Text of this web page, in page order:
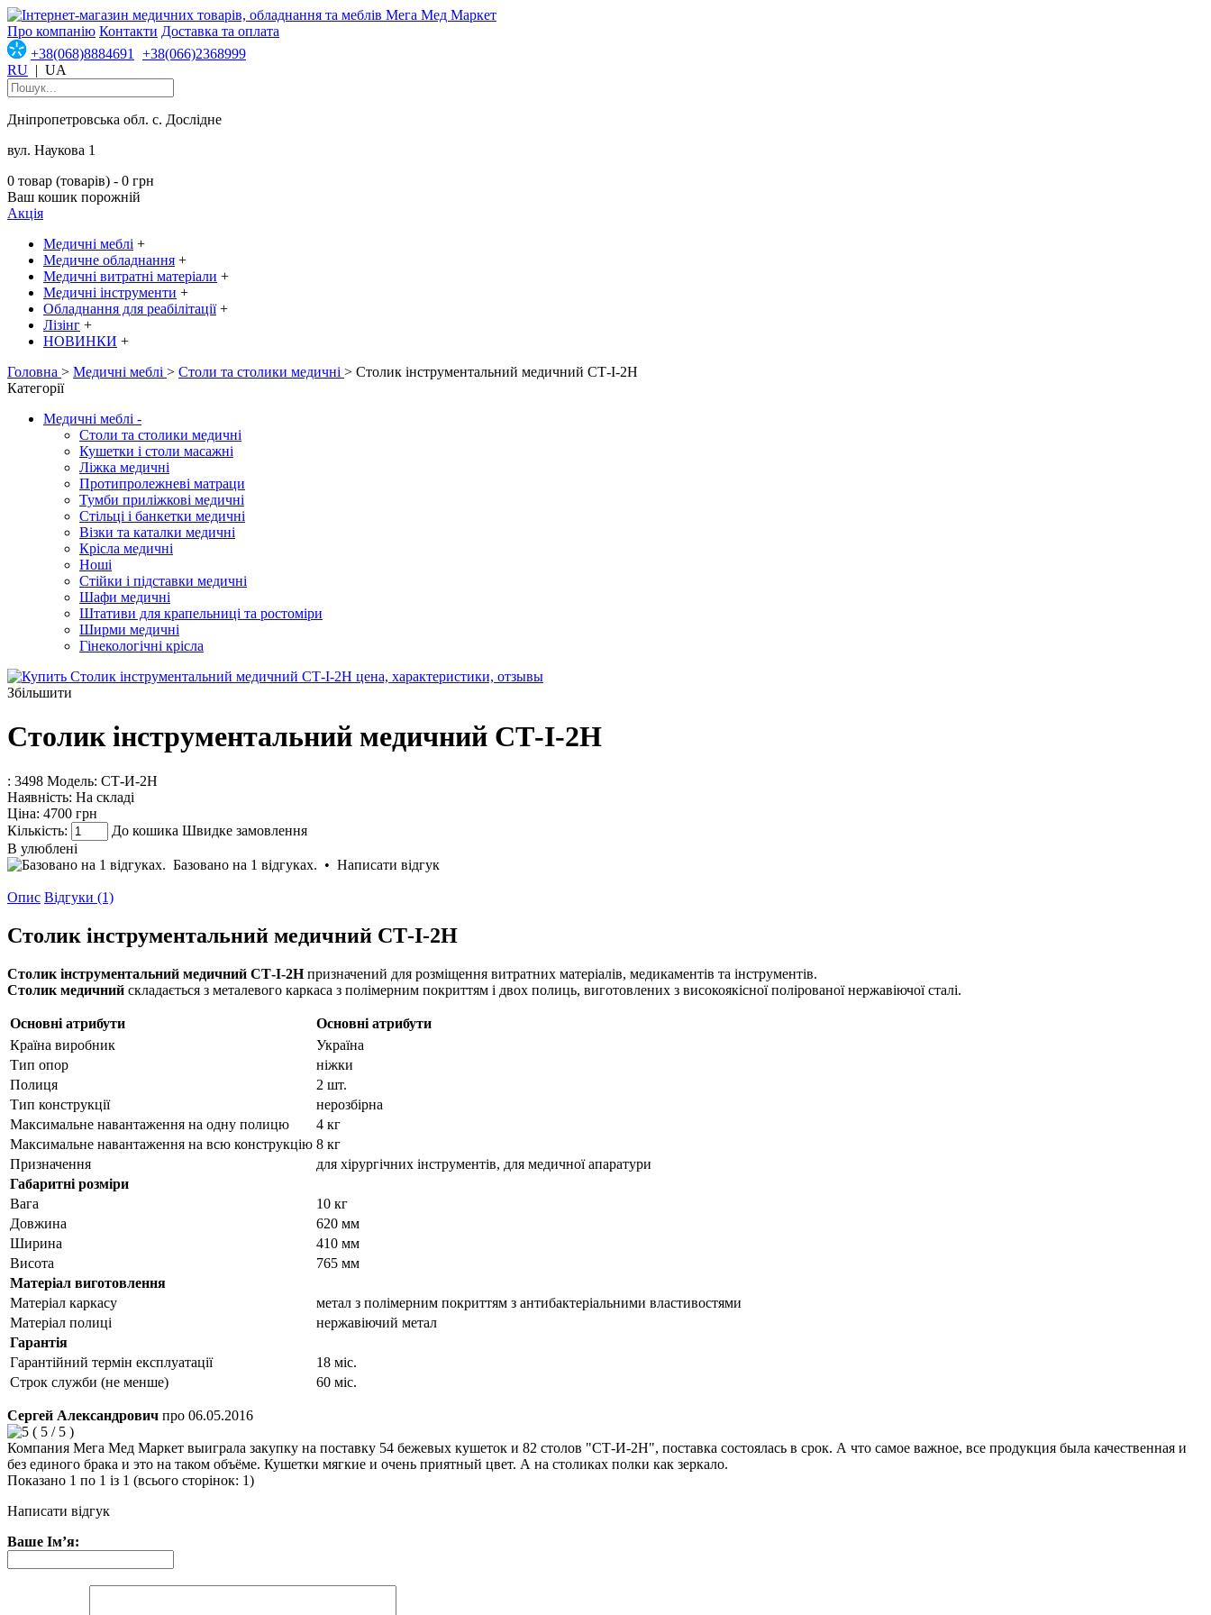
Про компанію Контакти Доставка та оплата
+38(068)8884691
+38(066)2368999
RU | UA
Дніпропетровська обл. с. Дослідне
вул. Наукова 1
0 товар (товарів) - 0 грн
Ваш кошик порожній
Акція
Медичні меблі +
Медичне обладнання +
Медичні витратні матеріали +
Медичні інструменти +
Обладнання для реабілітації +
Лізінг +
НОВИНКИ +
Головна > Медичні меблі > Столи та столики медичні > Столик інструментальний медичний СТ-І-2Н
Категорії
Медичні меблі -
Столи та столики медичні
Кушетки і столи масажні
Ліжка медичні
Протипролежневі матраци
Тумби приліжкові медичні
Стільці і банкетки медичні
Візки та каталки медичні
Крісла медичні
Ноші
Стійки і підставки медичні
Шафи медичні
Штативи для крапельниці та ростоміри
Ширми медичні
Гінекологічні крісла
Збільшити
Столик інструментальний медичний СТ-І-2Н
: 3498 Модель: СТ-И-2Н
Наявність: На складі
Ціна: 4700 грн
Кількість:
До кошика Швидке замовлення
В улюблені
Базовано на 1 відгуках. • Написати відгук
Опис Відгуки (1)
Столик інструментальний медичний СТ-І-2Н
Столик інструментальний медичний СТ-І-2Нпризначений для розміщення витратних матеріалів, медикаментів та інструментів.
Столик медичний складається з металевого каркаса з полімерним покриттям і двох полиць, виготовлених з високоякісної полірованої нержавіючої сталі.
Основні атрибути
Основні атрибути
Країна виробник
Україна
Тип опор
ніжки
Полиця
2 шт.
Тип конструкції
нерозбірна
Максимальне навантаження на одну полицю
4 кг
Максимальне навантаження на всю конструкцію 8 кг
Призначення
для хірургічних інструментів, для медичної апаратури
Габаритні розміри
Вага
10 кг
Довжина
620 мм
Ширина
410 мм
Висота
765 мм
Матеріал виготовлення
Матеріал каркасу
метал з полімерним покриттям з антибактеріальними властивостями
Матеріал полиці
нержавіючий метал
Гарантія
Гарантійний термін експлуатації
18 міс.
Строк служби (не менше)
60 міс.
Сергей Александрович про 06.05.2016
( 5 / 5 )
Компания Мега Мед Маркет выиграла закупку на поставку 54 бежевых кушеток и 82 столов "СТ-И-2Н", поставка состоялась в срок. А что самое важное, все продукция была качественная и
без единого брака и это на таком объёме. Кушетки мягкие и очень приятный цвет. А на столиках полки как зеркало.
Показано 1 по 1 із 1 (всього сторінок: 1)
Написати відгук
Ваше Ім’я: